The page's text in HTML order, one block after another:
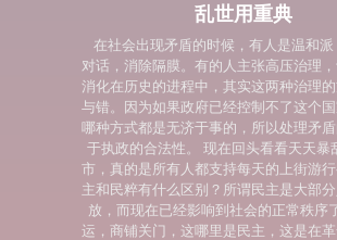
乱世用重典
在社会出现矛盾的时候，有人是温和派
对话，消除隔膜。有的人主张高压治理
消化在历史的进程中，其实这两种治理
与错。因为如果政府已经控制不了这个国
哪种方式都是无济于事的，所以处理矛
于执政的合法性。 现在回头看看天天暴
市，真的是所有人都支持每天的上街游
主和民粹有什么区别？所谓民主是大部
放，而现在已经影响到社会的正常秩序
运，商铺关门，这哪里是民主，这是在